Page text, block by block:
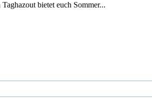
bietet euch Sommer...